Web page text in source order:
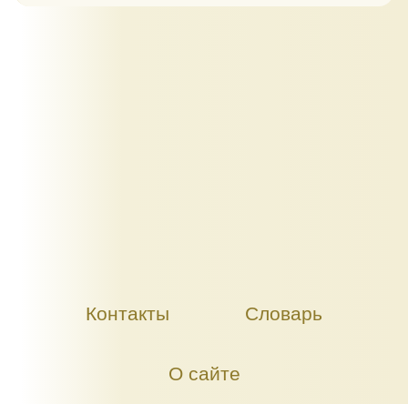
Контакты Словарь
О сайте